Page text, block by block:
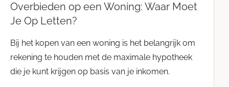
Overbieden op een Woning: Waar Moet
Je Op Letten?
Bij het kopen van een woning is het belangrijk om
rekening te houden met de maximale hypotheek
die je kunt krijgen op basis van je inkomen.